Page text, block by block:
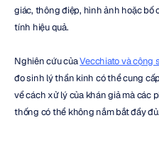
giác, thông điệp, hình ảnh hoặc bố
tính hiệu quả.
Nghiên cứu của Vecchiato và cộng
đo sinh lý thần kinh có thể cung
về cách xử lý của khán giả mà các
thống có thể không nắm bắt đầy đủ.